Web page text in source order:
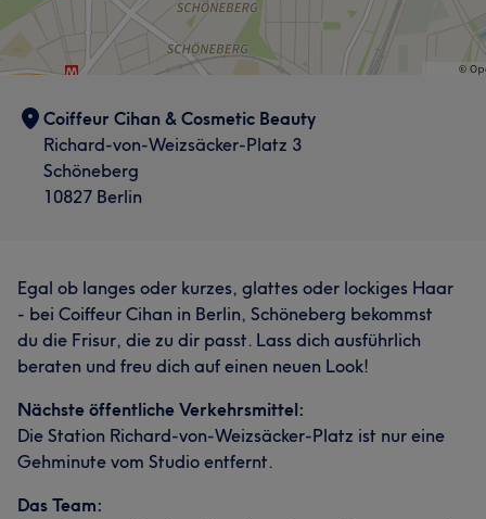
Coiffeur Cihan & Cosmetic Beauty
Richard-von-Weizsäcker-Platz 3
Schöneberg
10827 Berlin
Egal ob langes oder kurzes, glattes oder lockiges Haar
- bei Coiffeur Cihan in Berlin, Schöneberg bekommst
du die Frisur, die zu dir passt. Lass dich ausführlich
beraten und freu dich auf einen neuen Look!
Nächste öffentliche Verkehrsmittel:
Die Station Richard-von-Weizsäcker-Platz ist nur eine
Gehminute vom Studio entfernt.
Das Team: